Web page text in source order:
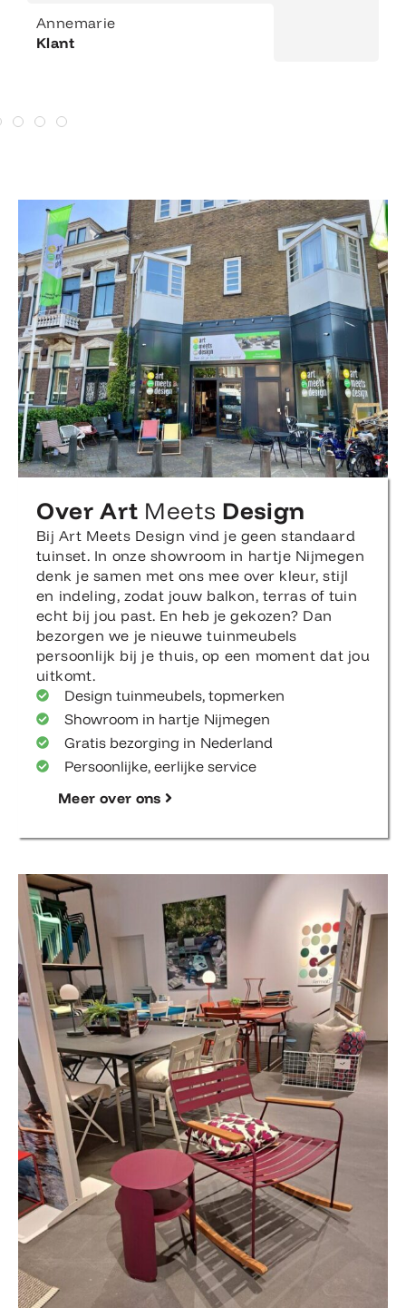
Annemarie
Klant
Over Art Meets Design
Bij Art Meets Design vind je geen standaard
tuinset. In onze showroom in hartje Nijmegen
denk je samen met ons mee over kleur, stijl
en indeling, zodat jouw balkon, terras of tuin
echt bij jou past. En heb je gekozen? Dan
bezorgen we je nieuwe tuinmeubels
persoonlijk bij je thuis, op een moment dat jou
uitkomt.
Design tuinmeubels, topmerken
Showroom in hartje Nijmegen
Gratis bezorging in Nederland
Persoonlijke, eerlijke service
Meer over ons